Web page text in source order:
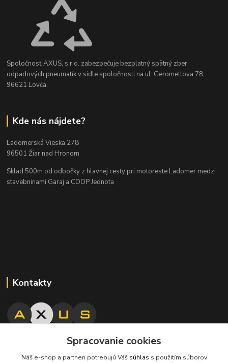
Spoločnosť AXUS, s.r.o. zabezpečuje bezplatný spätný zber
odpadových pneumatík v sídle spoločnosti na ul. Geromettova 78,
96621 Lovča.
Kde nás nájdete?
Ladomerská Vieska 278
96501 Žiar nad Hronom
Sklad 500m od odbočky z hlavnej cesty pri motoreste Ladomer medzi
stavebninami Garaj a COOP Jednota
Kontakty
045/671 63 50
Spracovanie cookies
Náš e-shop a partneri potrebujú Váš súhlas s použitím súborov